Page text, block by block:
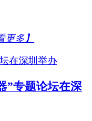
更多】
”专题论坛在深